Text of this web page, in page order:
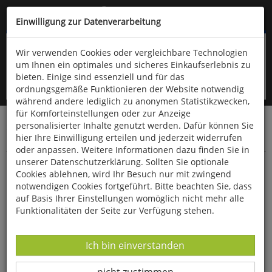
Kompletten Head der Seite überspringen
oder (06766) 9323-960
Startseite Bücher Quelle & Meyer Verlag
Flora
Wildpflanzen
Grünlandtypen
Einwilligung zur Datenverarbeitung
Wir verwenden Cookies oder vergleichbare Technologien
um Ihnen ein optimales und sicheres Einkaufserlebnis zu
bieten. Einige sind essenziell und für das
ordnungsgemäße Funktionieren der Website notwendig
während andere lediglich zu anonymen Statistikzwecken,
für Komforteinstellungen oder zur Anzeige
personalisierter Inhalte genutzt werden. Dafür können Sie
hier Ihre Einwilligung erteilen und jederzeit widerrufen
oder anpassen. Weitere Informationen dazu finden Sie in
unserer Datenschutzerklärung. Sollten Sie optionale
Cookies ablehnen, wird Ihr Besuch nur mit zwingend
notwendigen Cookies fortgeführt. Bitte beachten Sie, dass
auf Basis Ihrer Einstellungen womöglich nicht mehr alle
Funktionalitäten der Seite zur Verfügung stehen.
Datenverarbeitung -
Ich bin einverstanden